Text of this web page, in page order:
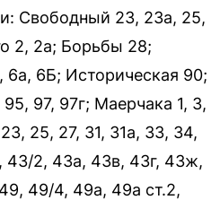
Свободный 23, 23а, 25,
2, 2а; Борьбы 28;
6Б; Историческая 90;
97, 97г; Маерчака 1, 3,
25, 27, 31, 31а, 33, 34,
43/2, 43а, 43в, 43г, 43ж,
49/4, 49а, 49а ст.2,